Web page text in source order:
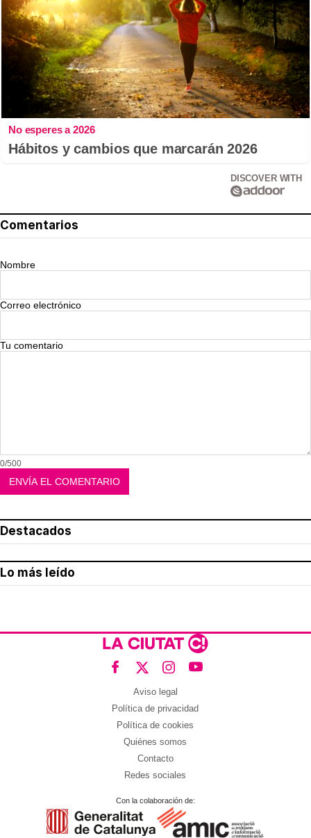
No esperes a 2026
Hábitos y cambios que marcarán 2026
DISCOVER WITH
Comentarios
Nombre
Correo electrónico
Tu comentario
0/500
Destacados
Lo más leído
Aviso legal
Política de privacidad
Política de cookies
Quiénes somos
Contacto
Redes sociales
Con la colaboración de: